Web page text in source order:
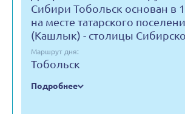
Сибири Тобольск основан в
на месте татарского
(Кашлык) - столицы
Маршрут дня:
Тобольск
Подробнее